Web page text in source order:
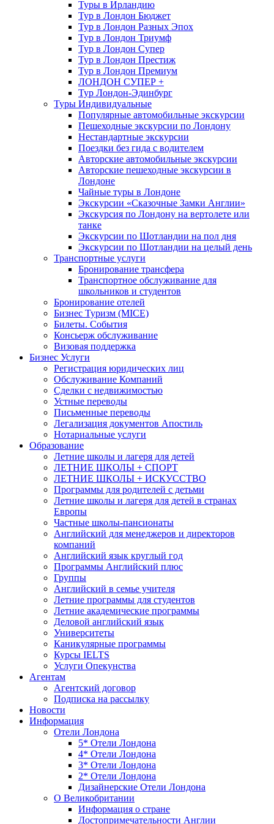
Туры в Ирландию
Тур в Лондон Бюджет
Тур в Лондон Разных Эпох
Тур в Лондон Триумф
Тур в Лондон Супер
Тур в Лондон Престиж
Тур в Лондон Премиум
ЛОНДОН СУПЕР +
Тур Лондон-Эдинбург
Туры Индивидуальные
Популярные автомобильные экскурсии
Пешеходные экскурсии по Лондону
Нестандартные экскурсии
Поездки без гида с водителем
Авторские автомобильные экскурсии
Авторские пешеходные экскурсии в
Лондоне
Чайные туры в Лондоне
Экскурсии «Сказочные Замки Англии»
Экскурсия по Лондону на вертолете или
танке
Экскурсии по Шотландии на пол дня
Экскурсии по Шотландии на целый день
Транспортные услуги
Бронирование трансфера
Транспортное обслуживание для
школьников и студентов
Бронирование отелей
Бизнес Туризм (MICE)
Билеты. События
Консьерж обслуживание
Визовая поддержка
Бизнес Услуги
Регистрация юридических лиц
Обслуживание Компаний
Сделки с недвижимостью
Устные переводы
Письменные переводы
Легализация документов Апостиль
Нотариальные услуги
Образование
Летние школы и лагеря для детей
ЛЕТНИЕ ШКОЛЫ + СПОРТ
ЛЕТНИЕ ШКОЛЫ + ИСКУССТВО
Программы для родителей с детьми
Летние школы и лагеря для детей в странах
Европы
Частные школы-пансионаты
Английский для менеджеров и директоров
компаний
Английский язык круглый год
Программы Английский плюс
Группы
Английский в семье учителя
Летние программы для студентов
Летние академические программы
Деловой английский язык
Университеты
Каникулярные программы
Курсы IELTS
Услуги Опекунства
Агентам
Агентский договор
Подписка на рассылку
Новости
Информация
Отели Лондона
5* Отели Лондона
4* Отели Лондона
3* Отели Лондона
2* Отели Лондона
Дизайнерские Отели Лондона
О Великобритании
Информация о стране
Достопримечательности Англии